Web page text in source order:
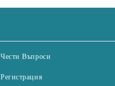
Чести Въпроси
Регистрация